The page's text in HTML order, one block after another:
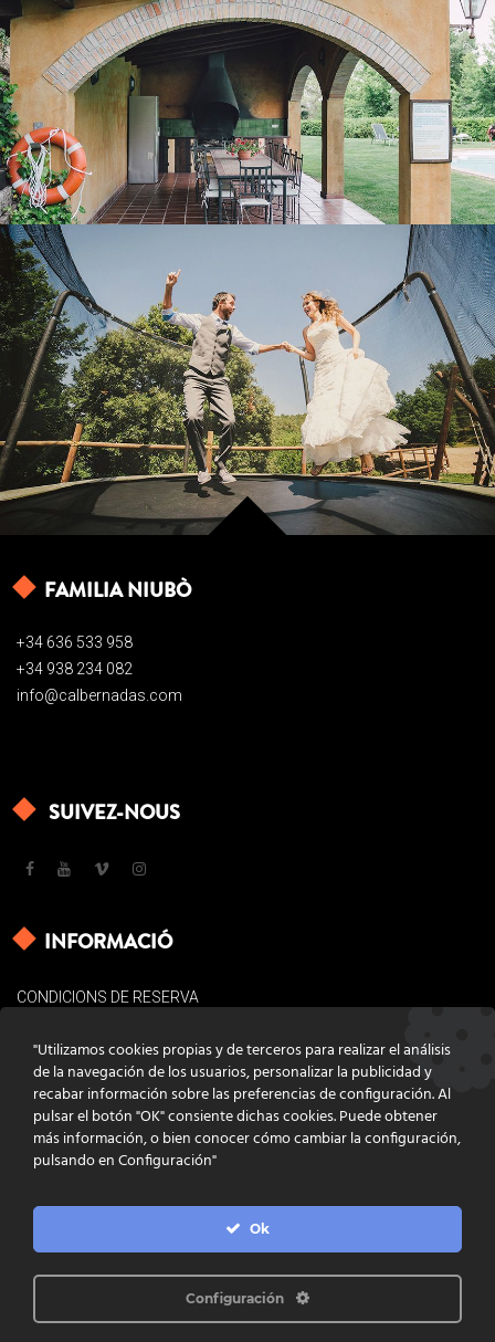
AIRE DE JEUX EXTÉRIEURE
FAMILIA NIUBÒ
+34 636 533 958
+34 938 234 082
info@calbernadas.com
SUIVEZ-NOUS
INFORMACIÓ
CONDICIONS DE RESERVA
POLÍTICA DE COOKIES
CONTACTE
PROGRAMACIÓ INFOACTIVA'T
"Utilizamos cookies propias y de terceros para realizar el análisis
de la navegación de los usuarios, personalizar la publicidad y
recabar información sobre las preferencias de configuración. Al
pulsar el botón "OK" consiente dichas cookies. Puede obtener
más información, o bien conocer cómo cambiar la configuración,
pulsando en Configuración"
Ok
Configuración